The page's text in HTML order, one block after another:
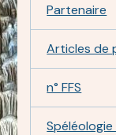
Partenaire
Articles de
n° FFS
Spéléologie